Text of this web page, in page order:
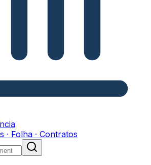
· Folha · Contratos